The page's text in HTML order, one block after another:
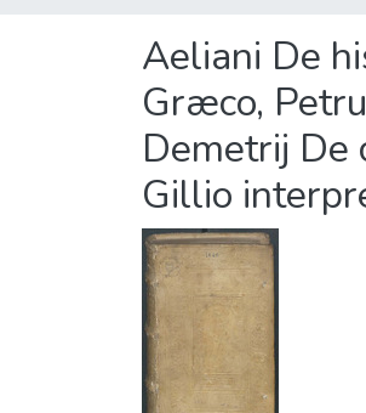
Aeliani De
Græco,
Demetrij De
Gillio